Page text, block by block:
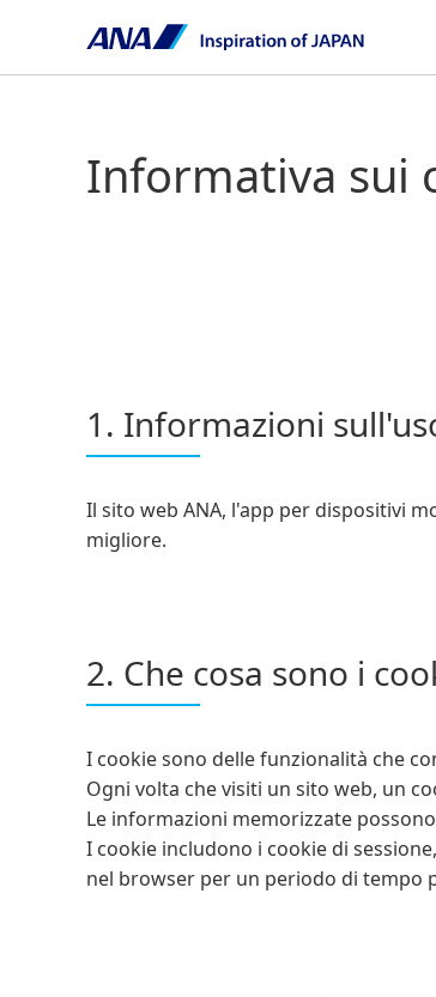
Informativa sui
1. Informazioni
Il sito web ANA, l'app per dispositivi
migliore.
2. Che cosa sono i
I cookie sono delle funzionalità che
Ogni volta che visiti un sito web, un
Le informazioni memorizzate
I cookie includono i cookie di
nel browser per un periodo di tempo